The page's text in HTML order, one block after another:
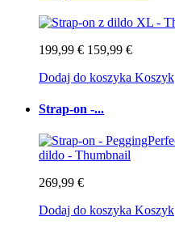
199,99 € 159,99 €
Dodaj do koszyka Koszyk
Strap-on -...
269,99 €
Dodaj do koszyka Koszyk